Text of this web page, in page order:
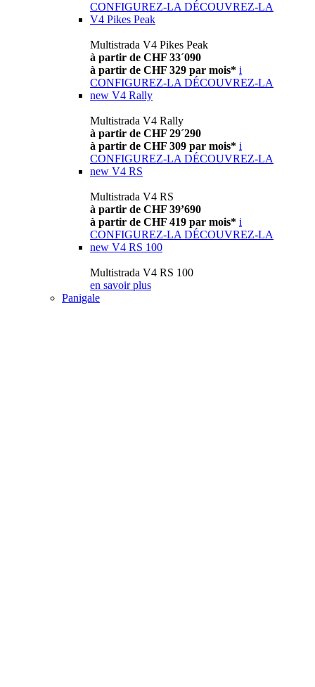
CONFIGUREZ-LA DÉCOUVREZ-LA
V4 Pikes Peak
Multistrada V4 Pikes Peak
à partir de CHF 33´090
à partir de CHF 329 par mois* i
CONFIGUREZ-LA DÉCOUVREZ-LA
new V4 Rally
Multistrada V4 Rally
à partir de CHF 29´290
à partir de CHF 309 par mois* i
CONFIGUREZ-LA DÉCOUVREZ-LA
new V4 RS
Multistrada V4 RS
à partir de CHF 39’690
à partir de CHF 419 par mois* i
CONFIGUREZ-LA DÉCOUVREZ-LA
new V4 RS 100
Multistrada V4 RS 100
en savoir plus
Panigale